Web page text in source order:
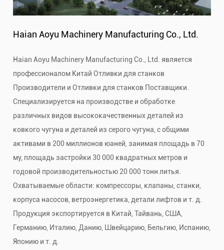
Haian Aoyu Machinery Manufacturing Co., Ltd.
Haian Aoyu Machinery Manufacturing Co., Ltd. является
профессионалом Китай Отливки для станков
Производители иОтливки для станков Поставщики
Специализируется на производстве и обработке
различных видов высококачественных деталей из
ковкого чугуна и деталей из серого чугуна, с общими
активами в 200 миллионов юаней, занимая площадь в 70
му, площадь застройки 30 000 квадратных метров и
годовой производительностью 20 000 тонн литья.
Охватываемые области: компрессоры, клапаны, станки,
корпуса насосов, ветроэнергетика, детали лифтов и т. д.
Продукция экспортируется в Китай, Тайвань, США,
Германию, Италию, Данию, Швейцарию, Бельгию, Испанию,
Японию и т. д.